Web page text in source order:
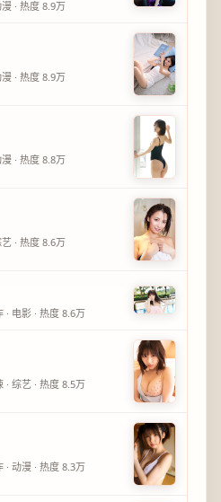
· 热度 8.9万
· 热度 8.9万
· 热度 8.8万
· 热度 8.6万
· 电影 · 热度 8.6万
· 综艺 · 热度 8.5万
· 动漫 · 热度 8.3万